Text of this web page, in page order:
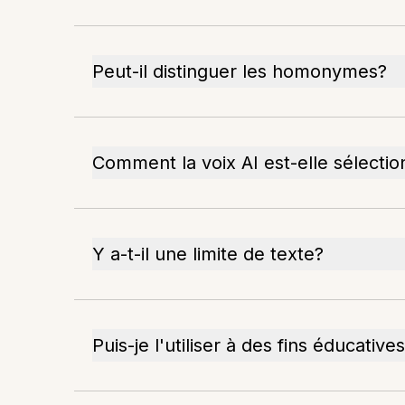
Peut-il distinguer les homonymes?
Comment la voix AI est-elle
Y a-t-il une limite de texte?
Puis-je l'utiliser à des fins